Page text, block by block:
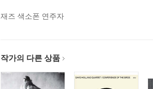
재즈 색소폰 연주자
작가의 다른 상품